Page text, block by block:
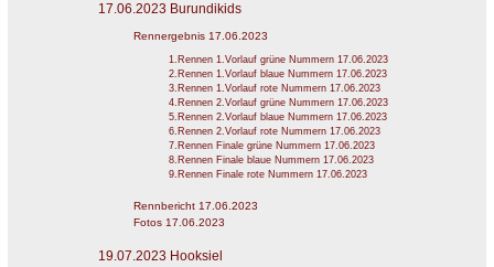
17.06.2023 Burundikids
Rennergebnis 17.06.2023
1.Rennen 1.Vorlauf grüne Nummern 17.06.2023
2.Rennen 1.Vorlauf blaue Nummern 17.06.2023
3.Rennen 1.Vorlauf rote Nummern 17.06.2023
4.Rennen 2.Vorlauf grüne Nummern 17.06.2023
5.Rennen 2.Vorlauf blaue Nummern 17.06.2023
6.Rennen 2.Vorlauf rote Nummern 17.06.2023
7.Rennen Finale grüne Nummern 17.06.2023
8.Rennen Finale blaue Nummern 17.06.2023
9.Rennen Finale rote Nummern 17.06.2023
Rennbericht 17.06.2023
Fotos 17.06.2023
19.07.2023 Hooksiel